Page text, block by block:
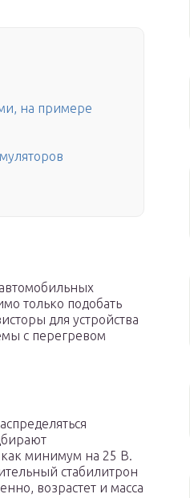
на примере
только подобать
для устройства
с перегревом
как минимум на 25 В.
стабилитрон
возрастет и масса